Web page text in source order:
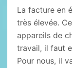
La facture en
très élevée.
appareils de
travail, il faut
Pour nous, il